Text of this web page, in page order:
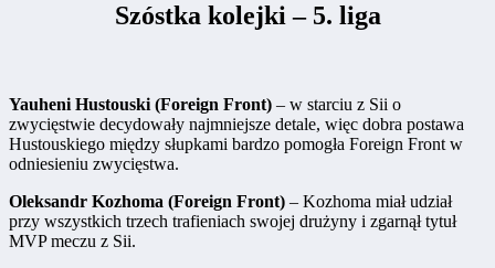
Szóstka kolejki – 5. liga
Yauheni Hustouski (Foreign Front) – w starciu z Sii o
zwycięstwie decydowały najmniejsze detale, więc dobra postawa
Hustouskiego między słupkami bardzo pomogła Foreign Front w
odniesieniu zwycięstwa.
Oleksandr Kozhoma (Foreign Front) – Kozhoma miał udział
przy wszystkich trzech trafieniach swojej drużyny i zgarnął tytuł
MVP meczu z Sii.